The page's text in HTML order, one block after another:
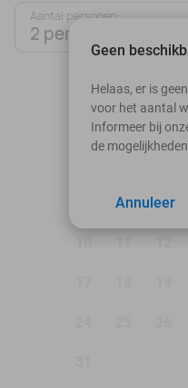
Aantal personen:
2 personen
Ma
Di Wo
4 5
Geen
Helaas, er is
voor het aantal
Informeer bij
de mogelijkheden
Annuleer